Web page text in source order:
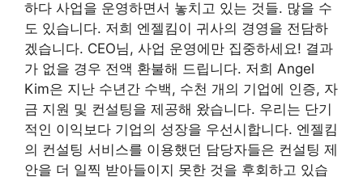
하다 사업을 운영하면서 놓치고 있는 것들. 많을 수
도 있습니다. 저희 엔젤킴이 귀사의 경영을 전담하
겠습니다. CEO님, 사업 운영에만 집중하세요! 결과
가 없을 경우 전액 환불해 드립니다. 저희 Angel
Kim은 지난 수년간 수백, 수천 개의 기업에 인증, 자
금 지원 및 컨설팅을 제공해 왔습니다. 우리는 단기
적인 이익보다 기업의 성장을 우선시합니다. 엔젤킴
의 컨설팅 서비스를 이용했던 담당자들은 컨설팅 제
안을 더 일찍 받아들이지 못한 것을 후회하고 있습